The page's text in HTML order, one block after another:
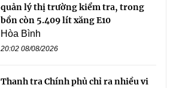
quản lý thị trường kiểm tra, trong
bồn còn 5.409 lít xăng E10
Hòa Bình
20:02 08/08/2026
Thanh tra Chính phủ chỉ ra nhiều vi